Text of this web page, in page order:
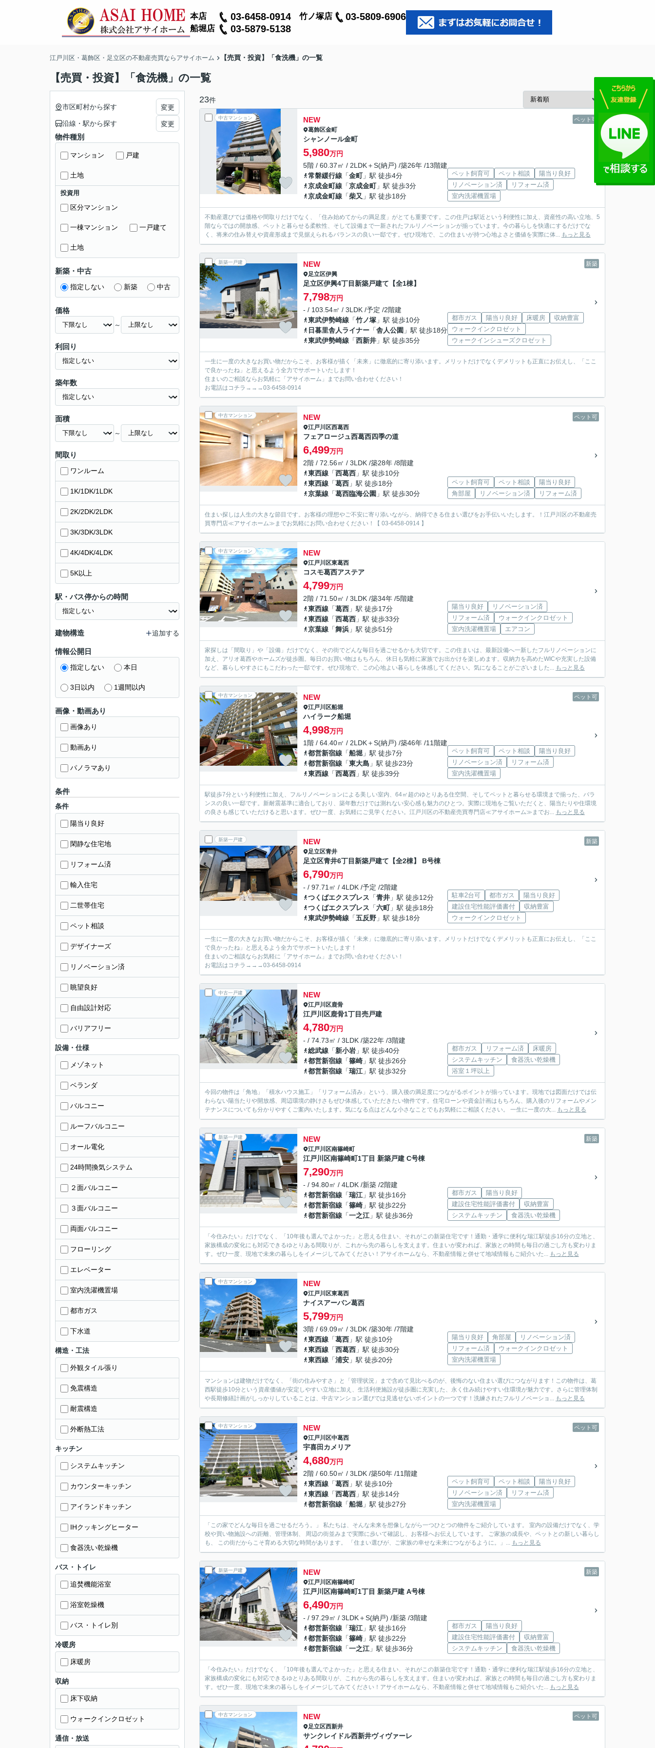
本店 03-6458-0914 竹ノ塚店 03-5809-6906
船堀店 03-5879-5138
江戸川区・葛飾区・足立区の不動産売買ならアサイホーム 【売買・投資】「食洗機」の一覧
【売買・投資】「食洗機」の一覧
23件
中古マンション ペット可
NEW
葛飾区金町
シャンノール金町
5,980万円
5階 / 60.37㎡ / 2LDK＋S(納戸) /築26年 /13階建
常磐緩行線 「金町」駅 徒歩4分
京成金町線 「京成金町」駅 徒歩3分
京成金町線 「柴又 」駅 徒歩18分
ペット飼育可 ペット相談
陽当り良好
リノベーション済
リフォーム済
室内洗濯機置場
不動産選びでは価格や間取りだけでなく、「住み始めてからの満足度」がとても重要です。この住戸は駅近という利便性に加え、資産性の高い立地、5
階ならではの開放感、ペットと暮らせる柔軟性、そして設備まで一新されたフルリノベーションが揃っています。今の暮らしを快適にするだけでな
く、将来の住み替えや資産形成まで見据えられるバランスの良い一邸です。ぜひ現地で、この住まいが持つ心地よさと価値を実際に体... もっと見る
新築一戸建 新築
NEW
足立区伊興
足立区伊興4丁目新築戸建て【全1棟】
7,798万円
- / 103.54㎡ / 3LDK /予定 /2階建
東武伊勢崎線 「竹ノ塚 」駅 徒歩10分
日暮里舎人ライナー 「舎人公園 」駅 徒歩18分
東武伊勢崎線 「西新井 」駅 徒歩35分
都市ガス 陽当り良好 床暖房
収納豊富
ウォークインクロゼット
ウォークインシューズクロゼット
一生に一度の大きなお買い物だからこそ、お客様が描く「未来」に徹底的に寄り添います。メリットだけでなくデメリットも正直にお伝えし、「ここ
で良かったね」と思えるよう全力でサポートいたします！
住まいのご相談ならお気軽に「アサイホーム」までお問い合わせください！
お電話はコチラ→→→03-6458-0914
中古マンション ペット可
NEW
江戸川区西葛西
フェアロージュ西葛西四季の道
6,499万円
2階 / 72.56㎡ / 3LDK /築28年 /8階建
東西線 「西葛西 」駅 徒歩10分
東西線 「葛西 」駅 徒歩18分
京葉線 「葛西臨海公園 」駅 徒歩30分
ペット飼育可 ペット相談
陽当り良好
角部屋
リノベーション済 リフォーム済
住まい探しは人生の大きな節目です。お客様の理想やご不安に寄り添いながら、納得できる住まい選びをお手伝いいたします。！江戸川区の不動産売
買専門店≪アサイホーム≫までお気軽にお問い合わせください！【 03-6458-0914 】
中古マンション NEW
江戸川区東葛西
コスモ葛西アステア
4,799万円
2階 / 71.50㎡ / 3LDK /築34年 /5階建
東西線 「葛西 」駅 徒歩17分
東西線 「西葛西 」駅 徒歩33分
京葉線 「舞浜 」駅 徒歩51分
陽当り良好
リノベーション済
リフォーム済
ウォークインクロゼット
室内洗濯機置場
エアコン
家探しは「間取り」や「設備」だけでなく、その街でどんな毎日を過ごせるかも大切です。この住まいは、最新設備へ一新したフルリノベーションに
加え、アリオ葛西やホームズが徒歩圏。毎日のお買い物はもちろん、休日も気軽に家族でお出かけを楽しめます。収納力を高めたWICや充実した設備
など、暮らしやすさにもこだわった一邸です。ぜひ現地で、この心地よい暮らしを体感してください。気になることがございました... もっと見る
中古マンション ペット可
NEW
江戸川区船堀
ハイラーク船堀
4,998万円
1階 / 64.40㎡ / 2LDK＋S(納戸) /築46年 /11階建
都営新宿線 「船堀 」駅 徒歩7分
都営新宿線 「東大島 」駅 徒歩23分
東西線 「西葛西 」駅 徒歩39分
ペット飼育可 ペット相談
陽当り良好
リノベーション済
リフォーム済
室内洗濯機置場
駅徒歩7分という利便性に加え、フルリノベーションによる美しい室内、64㎡超のゆとりある住空間、そしてペットと暮らせる環境まで揃った、バラ
ンスの良い一邸です。新耐震基準に適合しており、築年数だけでは測れない安心感も魅力のひとつ。実際に現地をご覧いただくと、陽当たりや住環境
の良さも感じていただけると思います。ぜひ一度、お気軽にご見学ください。江戸川区の不動産売買専門店≪アサイホーム≫までお... もっと見る
新築一戸建 新築
NEW
足立区青井
足立区青井6丁目新築戸建て【全2棟】 B号棟
6,790万円
- / 97.71㎡ / 4LDK /予定 /2階建
つくばエクスプレス 「青井 」駅 徒歩12分
つくばエクスプレス 「六町」駅 徒歩18分
東武伊勢崎線 「五反野 」駅 徒歩18分
駐車2台可 都市ガス
陽当り良好
建設住宅性能評価書付
収納豊富
ウォークインクロゼット
一生に一度の大きなお買い物だからこそ、お客様が描く「未来」に徹底的に寄り添います。メリットだけでなくデメリットも正直にお伝えし、「ここ
で良かったね」と思えるよう全力でサポートいたします！
住まいのご相談ならお気軽に「アサイホーム」までお問い合わせください！
お電話はコチラ→→→03-6458-0914
中古一戸建 NEW
江戸川区鹿骨
江戸川区鹿骨1丁目売戸建
4,780万円
- / 74.73㎡ / 3LDK /築22年 /3階建
総武線 「新小岩 」駅 徒歩40分
都営新宿線 「篠崎 」駅 徒歩26分
都営新宿線 「瑞江 」駅 徒歩32分
都市ガス リフォーム済
床暖房
システムキッチン
食器洗い乾燥機
浴室１坪以上
今回の物件は「角地」「積水ハウス施工」「リフォーム済み」という、購入後の満足度につながるポイントが揃っています。現地では図面だけでは伝
わらない陽当たりや開放感、周辺環境の静けさもぜひ体感していただきたい物件です。住宅ローンや資金計画はもちろん、購入後のリフォームやメン
テナンスについても分かりやすくご案内いたします。気になる点はどんな小さなことでもお気軽にご相談ください。 一生に一度の大... もっと見る
新築一戸建 新築
NEW
江戸川区南篠崎町
江戸川区南篠崎町1丁目 新築戸建 C号棟
7,290万円
- / 94.80㎡ / 4LDK /新築 /2階建
都営新宿線 「瑞江 」駅 徒歩16分
都営新宿線 「篠崎 」駅 徒歩22分
都営新宿線 「一之江 」駅 徒歩36分
都市ガス
陽当り良好
建設住宅性能評価書付
収納豊富
システムキッチン
食器洗い乾燥機
「今住みたい」だけでなく、「10年後も選んでよかった」と思える住まい、それがこの新築住宅です！通勤・通学に便利な瑞江駅徒歩16分の立地と、
家族構成の変化にも対応できるゆとりある間取りが、これから先の暮らしを支えます。住まいが変われば、家族との時間も毎日の過ごし方も変わりま
す。ぜひ一度、現地で未来の暮らしをイメージしてみてください！アサイホームなら、不動産情報と併せて地域情報もご紹介いた... もっと見る
中古マンション NEW
江戸川区東葛西
ナイスアーバン葛西
5,799万円
3階 / 69.09㎡ / 3LDK /築30年 /7階建
東西線 「葛西 」駅 徒歩10分
東西線 「西葛西 」駅 徒歩30分
東西線 「浦安 」駅 徒歩20分
陽当り良好 角部屋
リノベーション済
リフォーム済
ウォークインクロゼット
室内洗濯機置場
マンションは建物だけでなく、「街の住みやすさ」と「管理状況」まで含めて見比べるのが、後悔のない住まい選びにつながります！この物件は、葛
西駅徒歩10分という資産価値が安定しやすい立地に加え、生活利便施設が徒歩圏に充実した、永く住み続けやすい住環境が魅力です。さらに管理体制
や長期修繕計画がしっかりしていることは、中古マンション選びでは見逃せないポイントの一つです！洗練されたフルリノベーショ... もっと見る
中古マンション ペット可
NEW
江戸川区中葛西
宇喜田カメリア
4,680万円
2階 / 60.50㎡ / 3LDK /築50年 /11階建
東西線 「葛西 」駅 徒歩10分
東西線 「西葛西 」駅 徒歩14分
都営新宿線 「船堀 」駅 徒歩27分
ペット飼育可 ペット相談
陽当り良好
リノベーション済
リフォーム済
室内洗濯機置場
「この家でどんな毎日を過ごせるだろう。」 私たちは、そんな未来を想像しながら一つひとつの物件をご紹介しています。 室内の設備だけでなく、学
校や買い物施設への距離、管理体制、 周辺の街並みまで実際に歩いて確認し、お客様へお伝えしています。 ご家族の成長や、ペットとの新しい暮らし
も、 この街だからこそ育める大切な時間があります。 「住まい選びが、ご家族の幸せな未来につながるように。」... もっと見る
新築一戸建 新築
NEW
江戸川区南篠崎町
江戸川区南篠崎町1丁目 新築戸建 A号棟
6,490万円
- / 97.29㎡ / 3LDK＋S(納戸) /新築 /3階建
都営新宿線 「瑞江 」駅 徒歩16分
都営新宿線 「篠崎 」駅 徒歩22分
都営新宿線 「一之江 」駅 徒歩36分
都市ガス
陽当り良好
建設住宅性能評価書付
収納豊富
システムキッチン
食器洗い乾燥機
「今住みたい」だけでなく、「10年後も選んでよかった」と思える住まい、それがこの新築住宅です！通勤・通学に便利な瑞江駅徒歩16分の立地と、
家族構成の変化にも対応できるゆとりある間取りが、これから先の暮らしを支えます。住まいが変われば、家族との時間も毎日の過ごし方も変わりま
す。ぜひ一度、現地で未来の暮らしをイメージしてみてください！アサイホームなら、不動産情報と併せて地域情報もご紹介いた... もっと見る
中古マンション ペット可
NEW
足立区西新井
サンクレイドル西新井ヴィヴァーレ
市区町村から探す 変更
沿線・駅から探す 変更
物件種別
マンション 戸建
土地
投資用
区分マンション
一棟マンション 一戸建て
土地
新築・中古
指定しない 新築 中古
価格
～
利回り
築年数
面積
～
間取り
ワンルーム
1K/1DK/1LDK
2K/2DK/2LDK
3K/3DK/3LDK
4K/4DK/4LDK
5K以上
駅・バス停からの時間
建物構造 追加する
情報公開日
指定しない 本日
3日以内 1週間以内
画像・動画あり
画像あり
動画あり
パノラマあり
条件
条件
陽当り良好
閑静な住宅地
リフォーム済
輸入住宅
二世帯住宅
ペット相談
デザイナーズ
リノベーション済
眺望良好
自由設計対応
バリアフリー
設備・仕様
メゾネット
ベランダ
バルコニー
ルーフバルコニー
オール電化
24時間換気システム
２面バルコニー
３面バルコニー
両面バルコニー
フローリング
エレベーター
室内洗濯機置場
都市ガス
下水道
構造・工法
外観タイル張り
免震構造
耐震構造
外断熱工法
キッチン
システムキッチン
カウンターキッチン
アイランドキッチン
IHクッキングヒーター
食器洗い乾燥機
バス・トイレ
追焚機能浴室
浴室乾燥機
バス・トイレ別
冷暖房
床暖房
収納
床下収納
ウォークインクロゼット
通信・放送